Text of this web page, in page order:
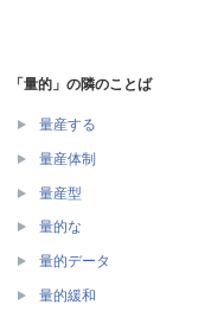
「量的」の隣のことば
量産する
量産体制
量産型
量的な
量的データ
量的緩和